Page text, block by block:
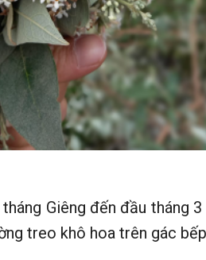
Giêng đến đầu tháng
treo khô hoa trên gác